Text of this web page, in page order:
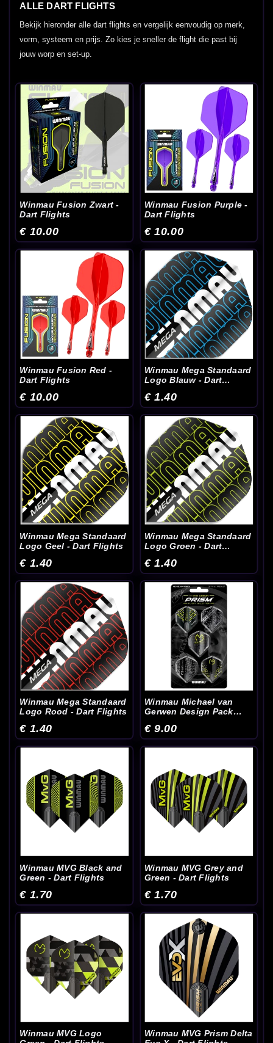
ALLE DART FLIGHTS
Bekijk hieronder alle dart flights en vergelijk eenvoudig op merk,
vorm, systeem en prijs. Zo kies je sneller de flight die past bij
jouw worp en set-up.
Winmau Fusion Zwart -
Dart Flights
€ 10.00
Winmau Fusion Purple -
Dart Flights
€ 10.00
Winmau Fusion Red -
Dart Flights
€ 10.00
Winmau Mega Standaard
Logo Blauw - Dart
€ 1.40
Winmau Mega Standaard
Logo Geel - Dart Flights
€ 1.40
Winmau Mega Standaard
Logo Groen - Dart
€ 1.40
Winmau Mega Standaard
Logo Rood - Dart Flights
€ 1.40
Winmau Michael van
Gerwen Design Pack
€ 9.00
Winmau MVG Black and
Green - Dart Flights
€ 1.70
Winmau MVG Grey and
Green - Dart Flights
€ 1.70
Winmau MVG Logo
Winmau MVG Prism Delta